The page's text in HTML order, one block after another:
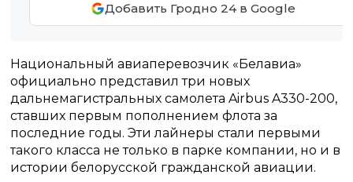
Добавить Гродно 24 в Google
Национальный авиаперевозчик «Белавиа»
официально представил три новых
дальнемагистральных самолета Airbus A330-200,
ставших первым пополнением флота за
последние годы. Эти лайнеры стали первыми
такого класса не только в парке компании, но и в
истории белорусской гражданской авиации.